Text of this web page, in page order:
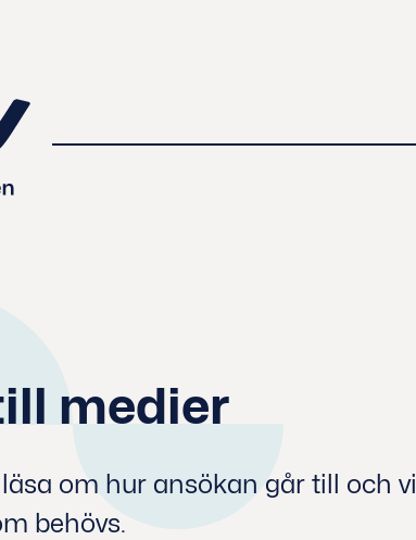
medier
om hur ansökan går till och
behövs.